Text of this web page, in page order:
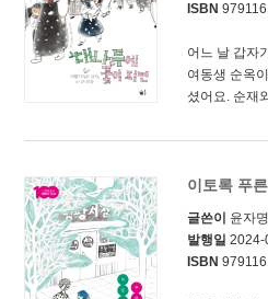
ISBN
어느 날 갑자
여동생 순옥
셨어요. 순재
이토록 푸
글쓴이 윤자
발행일
ISBN